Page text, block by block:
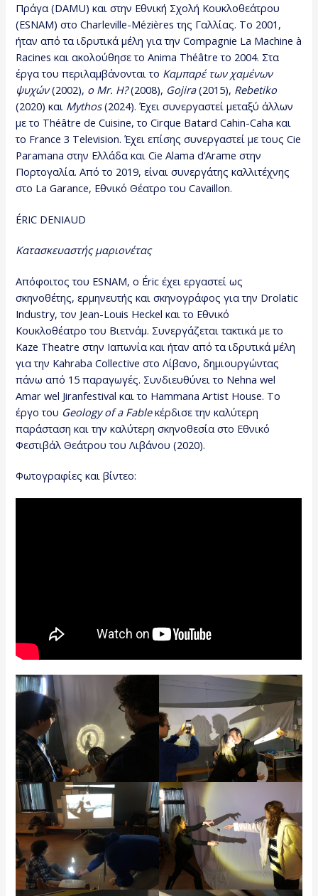
Πράγα (DAMU) και στην Εθνική Σχολή Κουκλοθεάτρου
(ESNAM) στο Charleville-Mézières της Γαλλίας. Το 2001,
ήταν από τα ιδρυτικά μέλη για την Compagnie La Machine à
Racines και ακολούθησε το Anima Théâtre το 2004. Στα
έργα του περιλαμβάνονται το Καμπαρέ των χαμένων
ψυχών(2002), ο Mr. H?(2008), Gojira(2015), Rebetiko
(2020) και Mythos(2024). Έχει συνεργαστεί μεταξύ άλλων
με το Théâtre de Cuisine, το Cirque Batard Cahin-Caha και
το France 3 Television. Έχει επίσης συνεργαστεί με τους Cie
Paramana στην Ελλάδα και Cie Alama d’Arame στην
Πορτογαλία. Από το 2019, είναι συνεργάτης καλλιτέχνης
στο La Garance, Εθνικό Θέατρο του Cavaillon.
ÉRIC DENIAUD
Κατασκευαστής μαριονέτας
Απόφοιτος του ESNAM, ο Éric έχει εργαστεί ως
σκηνοθέτης, ερμηνευτής και σκηνογράφος για την Drolatic
Industry, τον Jean-Louis Heckel και το Εθνικό
Κουκλοθέατρο του Βιετνάμ. Συνεργάζεται τακτικά με το
Kaze Theatre στην Ιαπωνία και ήταν από τα ιδρυτικά μέλη
για την Kahraba Collective στο Λίβανο, δημιουργώντας
πάνω από 15 παραγωγές. Συνδιευθύνει το Nehna wel
Amar wel Jiranfestival και το Hammana Artist House. Το
έργο του Geology of a Fableκέρδισε την καλύτερη
παράσταση και την καλύτερη σκηνοθεσία στο Εθνικό
Φεστιβάλ Θεάτρου του Λιβάνου (2020).
Φωτογραφίες και βίντεο: